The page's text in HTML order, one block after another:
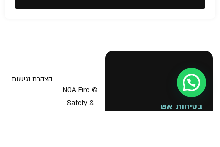
בטיחות אש
© NOA Fire
Safety &
הצהרת נגישות